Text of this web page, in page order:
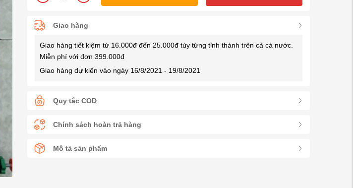
Giao hàng
Giao hàng tiết kiệm từ 16.000đ đến 25.000đ tùy từng tỉnh thành trên cả cả nước.
Miễn phí với đơn 399.000đ
Giao hàng dự kiến vào ngày 16/8/2021 - 19/8/2021
Quy tắc COD
Chính sách hoàn trả hàng
Mô tả sản phẩm